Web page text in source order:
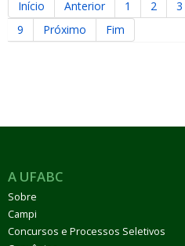
Início
Anterior 1 2 3
9
Próximo Fim
A UFABC
Sobre
Campi
Concursos e Processos Seletivos